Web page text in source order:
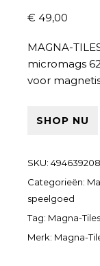
€ 49,00
MAGNA-
micromags
voor
SHOP NU
SKU:
Categorieën:
speelgoed
Tag: Magna-Tiles
Merk: Magna-